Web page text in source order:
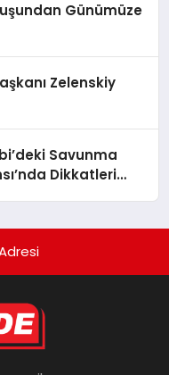
Günümüze
Zelenskiy
Savunma
Dikkatleri